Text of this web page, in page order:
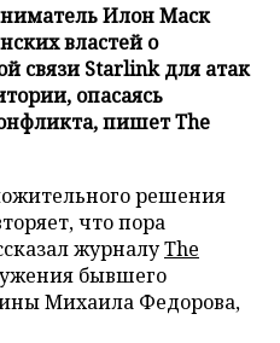
Илон Маск
властей о
связи Starlink для атак
опасаясь
пишет The
решения
что пора
журналуThe
бывшего
Михаила Федорова,